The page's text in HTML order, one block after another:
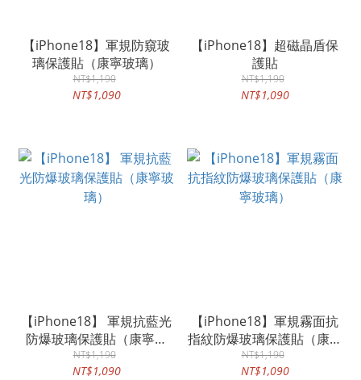
【iPhone18】軍規防窺玻
璃保護貼（康寧玻璃）
NT$1,190
NT$1,090
【iPhone18】超磁晶盾保
護貼
NT$1,190
NT$1,090
【iPhone18】 軍規抗藍光
防爆玻璃保護貼（康寧玻
璃）
NT$1,190
NT$1,090
【iPhone18】軍規霧面抗
指紋防爆玻璃保護貼（康寧
玻璃）
NT$1,190
NT$1,090